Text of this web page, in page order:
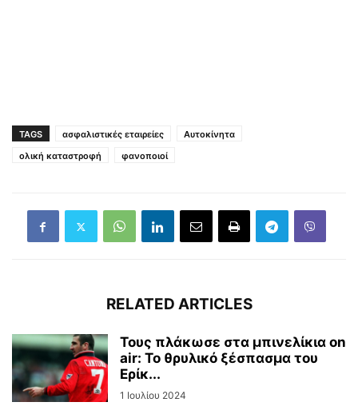
TAGS ασφαλιστικές εταιρείες
Αυτοκίνητα
ολική καταστροφή
φανοποιοί
RELATED ARTICLES
Τους πλάκωσε στα μπινελίκια on
air: Το θρυλικό ξέσπασμα του
Ερίκ...
1 Ιουλίου 2024